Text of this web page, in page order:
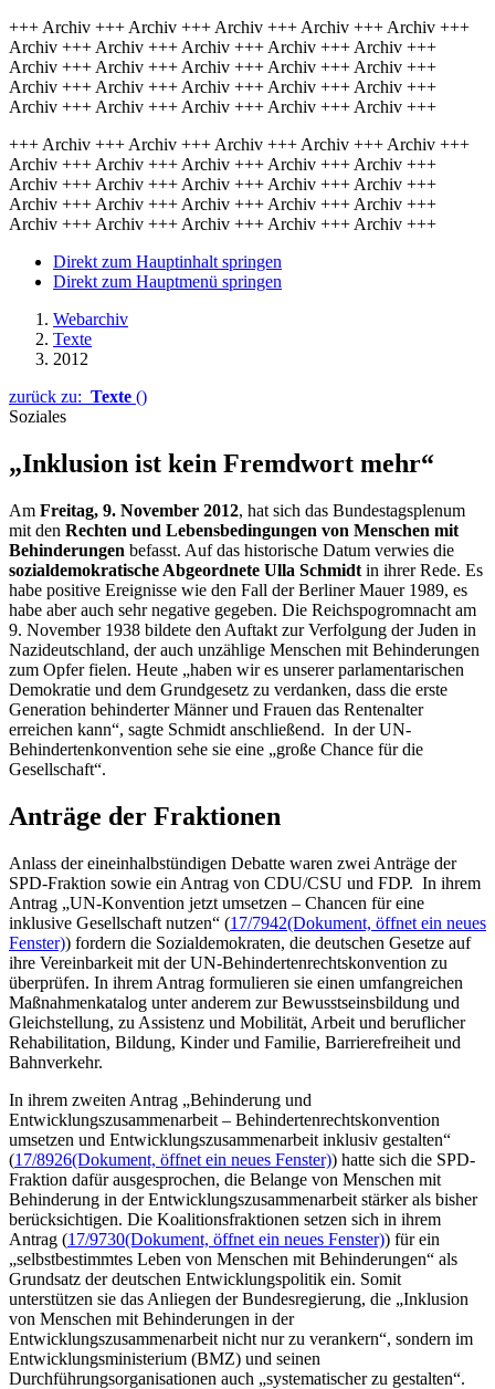
+++ Archiv +++ Archiv +++ Archiv +++ Archiv +++ Archiv +++
Archiv +++ Archiv +++ Archiv +++ Archiv +++ Archiv +++
Archiv +++ Archiv +++ Archiv +++ Archiv +++ Archiv +++
Archiv +++ Archiv +++ Archiv +++ Archiv +++ Archiv +++
Archiv +++ Archiv +++ Archiv +++ Archiv +++ Archiv +++
+++ Archiv +++ Archiv +++ Archiv +++ Archiv +++ Archiv +++
Archiv +++ Archiv +++ Archiv +++ Archiv +++ Archiv +++
Archiv +++ Archiv +++ Archiv +++ Archiv +++ Archiv +++
Archiv +++ Archiv +++ Archiv +++ Archiv +++ Archiv +++
Archiv +++ Archiv +++ Archiv +++ Archiv +++ Archiv +++
Direkt zum Hauptinhalt springen
Direkt zum Hauptmenü springen
Webarchiv
Texte
2012
zurück zu: Texte ()
Soziales
„Inklusion ist kein Fremdwort mehr“
Am Freitag, 9. November 2012, hat sich das Bundestagsplenum
mit den Rechten und Lebensbedingungen von Menschen mit
Behinderungen befasst. Auf das historische Datum verwies die
sozialdemokratische Abgeordnete Ulla Schmidt in ihrer Rede. Es
habe positive Ereignisse wie den Fall der Berliner Mauer 1989, es
habe aber auch sehr negative gegeben. Die Reichspogromnacht am
9. November 1938 bildete den Auftakt zur Verfolgung der Juden in
Nazideutschland, der auch unzählige Menschen mit Behinderungen
zum Opfer fielen. Heute „haben wir es unserer parlamentarischen
Demokratie und dem Grundgesetz zu verdanken, dass die erste
Generation behinderter Männer und Frauen das Rentenalter
erreichen kann“, sagte Schmidt anschließend. In der UN-
Behindertenkonvention sehe sie eine „große Chance für die
Gesellschaft“.
Anträge der Fraktionen
Anlass der eineinhalbstündigen Debatte waren zwei Anträge der
SPD-Fraktion sowie ein Antrag von CDU/CSU und FDP. In ihrem
Antrag „UN-Konvention jetzt umsetzen – Chancen für eine
inklusive Gesellschaft nutzen“ (17/7942(Dokument, öffnet ein neues
Fenster)) fordern die Sozialdemokraten, die deutschen Gesetze auf
ihre Vereinbarkeit mit der UN-Behindertenrechtskonvention zu
überprüfen. In ihrem Antrag formulieren sie einen umfangreichen
Maßnahmenkatalog unter anderem zur Bewusstseinsbildung und
Gleichstellung, zu Assistenz und Mobilität, Arbeit und beruflicher
Rehabilitation, Bildung, Kinder und Familie, Barrierefreiheit und
Bahnverkehr.
In ihrem zweiten Antrag „Behinderung und
Entwicklungszusammenarbeit – Behindertenrechtskonvention
umsetzen und Entwicklungszusammenarbeit inklusiv gestalten“
(17/8926(Dokument, öffnet ein neues Fenster)) hatte sich die SPD-
Fraktion dafür ausgesprochen, die Belange von Menschen mit
Behinderung in der Entwicklungszusammenarbeit stärker als bisher
berücksichtigen. Die Koalitionsfraktionen setzen sich in ihrem
Antrag (17/9730(Dokument, öffnet ein neues Fenster)) für ein
„selbstbestimmtes Leben von Menschen mit Behinderungen“ als
Grundsatz der deutschen Entwicklungspolitik ein. Somit
unterstützen sie das Anliegen der Bundesregierung, die „Inklusion
von Menschen mit Behinderungen in der
Entwicklungszusammenarbeit nicht nur zu verankern“, sondern im
Entwicklungsministerium (BMZ) und seinen
Durchführungsorganisationen auch „systematischer zu gestalten“.